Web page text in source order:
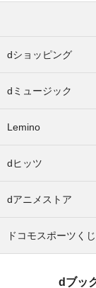
dショッピング
dミュージック
Lemino
dヒッツ
dアニメストア
ドコモスポーツくじ
dブッ